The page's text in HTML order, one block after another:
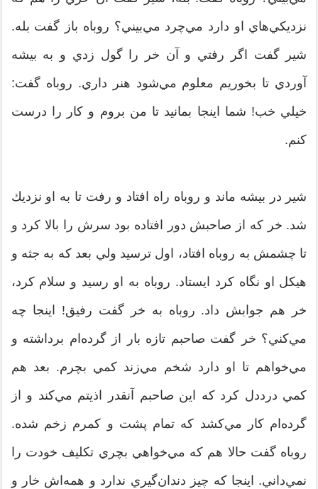
نزديكي‌هاي او دارد مي‌چرد مي‌بيني؟ روباه باز گفت بله.
شير گفت اگر رفتي و آن خر را گول زدي و به بيشه
آوردي تا بخوريم معلوم مي‌شود هنر داري. روباه گفت:
خيلي خب! شما اينجا بمانيد تا من بروم و كار را درست
كنم.
شير در بيشه ماند و روباه راه افتاد و رفت تا به او نزديك
شد. خر كه از صاحبش دور افتاده بود سرش را بالا كرد و
تا چشمش به روباه افتاد، اول ترسيد ولي بعد كه به جثه و
هيكل او نگاه كرد ايستاد. روباه به او رسيد و سلام كرد،
خر هم جوابش داد. روباه به خر گفت رفيق! اينجا چه
مي‌كني؟ خر گفت صاحبم تازه بار از گرده‌ام برداشته و
مي‌خواهم تا او دارد شخم مي‌زند كمي بچرم. بعد هم
كمي درددل كرد كه اين صاحبم آنقدر اذيتم مي‌كند و از
گرده‌ام كار مي‌كشد كه تمام پشت و كمرم زخم شده.
روباه گفت حالا هم كه مي‌خواهي بچري تكليف خودت را
نمي‌داني. اينجا كه چيز دندان‌گيري ندارد و همه‌اش خار و